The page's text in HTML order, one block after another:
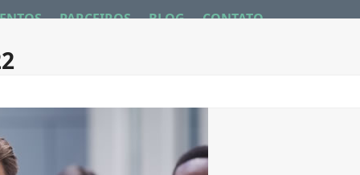
PARCEIROS BLOG CONTATO